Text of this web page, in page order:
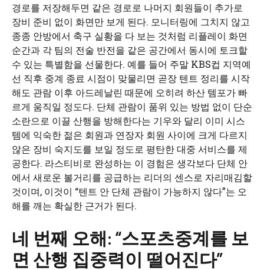
경로를 저장해두면 같은 경로로 나머지 회원들이 추가로
장비 준비 없이 화면만 보게 된다. 모니터링에 그치지 않고
종종 안방에서 축구 실황을 다 보는 것처럼 리플레이 화면
순간과 각 팀의 전술 반전을 같은 공간에서 동시에 토크할
수 있는 특별함을 선물한다. 예를 들어 주말 KBS컵 지역예
선 직후 중계 종료 시점이 맞물리면 곧장 텐트 정리를 시작
해도 관람 이후 아드레날린 때문에 오히려 하산 템포가 빠
르게 움직일 정도다. 단체 관람이 품위 있는 방법 없이 단순
소란으로 이끌 산행을 방해한다는 기우와 달리 이미 시스
템에 익숙한 젊은 회원과 연장자 회원 사이에 크게 다르지
않은 장비 숙지도를 보일 정도로 평탄한 대중 서비스를 제
공한다. 라스티비로 완성하는 이 경험은 생각보다 단체 안
에서 새로운 볼거리를 공급하는 리더의 센스로 자리매김할
것이며, 이것이 “텐트 안 단체 관람이 가능하지 않다”는 오
해를 깨는 확실한 근거가 된다.
네 번째 오해: “스포츠중계를 보
면 산행 집중력이 떨어진다”